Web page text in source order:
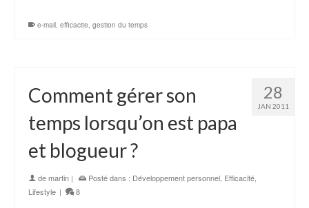
e-mail, efficacite, gestion du temps
28
JAN 2011
Comment gérer son
temps lorsqu’on est papa
et blogueur ?
demartin | Posté dans : Développement personnel Efficacité
Lifestyle | 8